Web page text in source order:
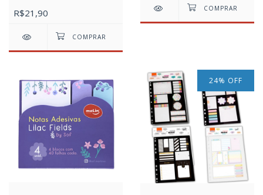
R$21,90
24% OFF